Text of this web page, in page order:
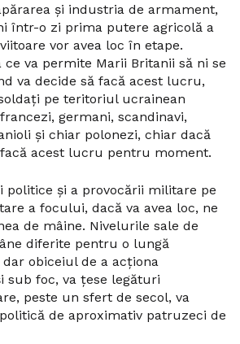
și industria de armament,
într-o zi prima putere agricolă a
vor avea loc în etape.
ce va permite Marii Britanii să ni se
va decide să facă acest lucru,
pe teritoriul ucrainean
germani, scandinavi,
și chiar polonezi, chiar dacă
acest lucru pentru moment.
politice și a provocării militare pe
a focului, dacă va avea loc, ne
de mâine. Nivelurile sale de
diferite pentru o lungă
obiceiul de a acționa
sub foc, va țese legături
peste un sfert de secol, va
de aproximativ patruzeci de